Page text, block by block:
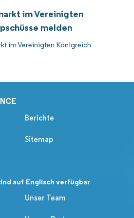
im Vereinigten
melden
im Vereinigten Königreich
Berichte
Sitemap
auf Englisch verfügbar
Unser Team